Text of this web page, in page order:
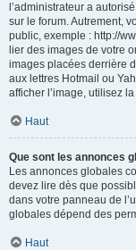
l’administrateur a
sur le forum. Autrement,
public, exemple : http://
lier des images de votre
images placées derrière
aux lettres Hotmail ou
afficher l’image, utilisez
Haut
Que sont les annonces
Les annonces globales
devez lire dès que
dans votre panneau de
globales dépend des
Haut